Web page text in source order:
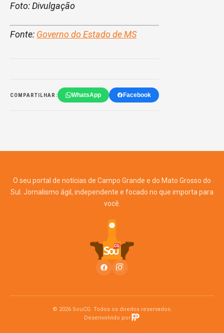
Foto: Divulgação
Fonte: Governo do Estado de MS
COMPARTILHAR: WhatsApp Facebook
O seu portal de notícias de Campo Grande e do Mato Grosso do
Sul. Jornalismo ágil, independente e focado no que importa para
você.
© 2026 SouCG. Todos os direitos reservados.
Desenvolvido por